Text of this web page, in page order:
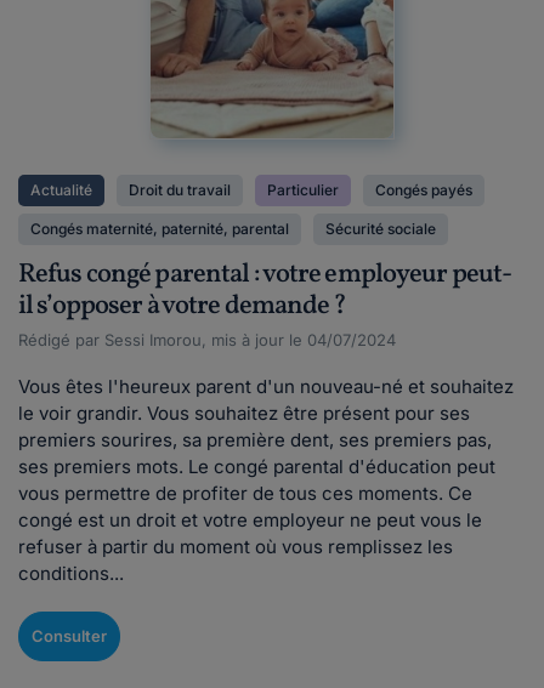
Actualité Droit du travail Particulier Congés payés
Congés maternité, paternité, parental Sécurité sociale
Refus congé parental : votre employeur peut-
il s’opposer à votre demande ?
Rédigé par Sessi Imorou, mis à jour le 04/07/2024
Vous êtes l'heureux parent d'un nouveau-né et souhaitez
le voir grandir. Vous souhaitez être présent pour ses
premiers sourires, sa première dent, ses premiers pas,
ses premiers mots. Le congé parental d'éducation peut
vous permettre de profiter de tous ces moments. Ce
congé est un droit et votre employeur ne peut vous le
refuser à partir du moment où vous remplissez les
conditions...
Consulter